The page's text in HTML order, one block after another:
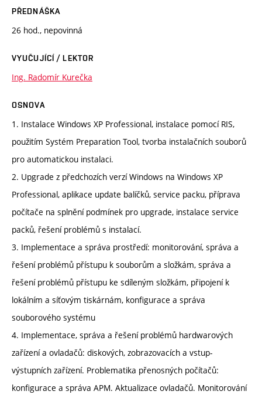
PŘEDNÁŠKA
26 hod., nepovinná
VYUČUJÍCÍ / LEKTOR
Ing. Radomír Kurečka
OSNOVA
1. Instalace Windows XP Professional, instalace pomocí RIS,
použitím Systém Preparation Tool, tvorba instalačních souborů
pro automatickou instalaci.
2. Upgrade z předchozích verzí Windows na Windows XP
Professional, aplikace update balíčků, service packu, příprava
počítače na splnění podmínek pro upgrade, instalace service
packů, řešení problémů s instalací.
3. Implementace a správa prostředí: monitorování, správa a
řešení problémů přístupu k souborům a složkám, správa a
řešení problémů přístupu ke sdíleným složkám, připojení k
lokálním a síťovým tiskárnám, konfigurace a správa
souborového systému
4. Implementace, správa a řešení problémů hardwarových
zařízení a ovladačů: diskových, zobrazovacích a vstup-
výstupních zařízení. Problematika přenosných počítačů:
konfigurace a správa APM. Aktualizace ovladačů. Monitorování